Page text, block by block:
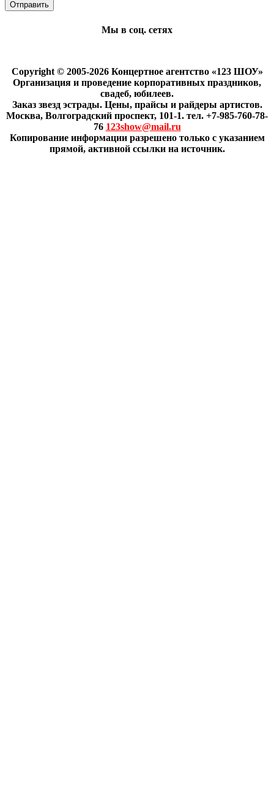
Мы в соц. сетях
Copyright © 2005-2026 Концертное агентство «123 ШОУ»
Организация и проведение корпоративных праздников,
свадеб, юбилеев.
Заказ звезд эстрады. Цены, прайсы и райдеры артистов.
Москва, Волгоградский проспект, 101-1. тел. +7-985-760-78-
76 123show@mail.ru
Копирование информации разрешено только с указанием
прямой, активной ссылки на источник.